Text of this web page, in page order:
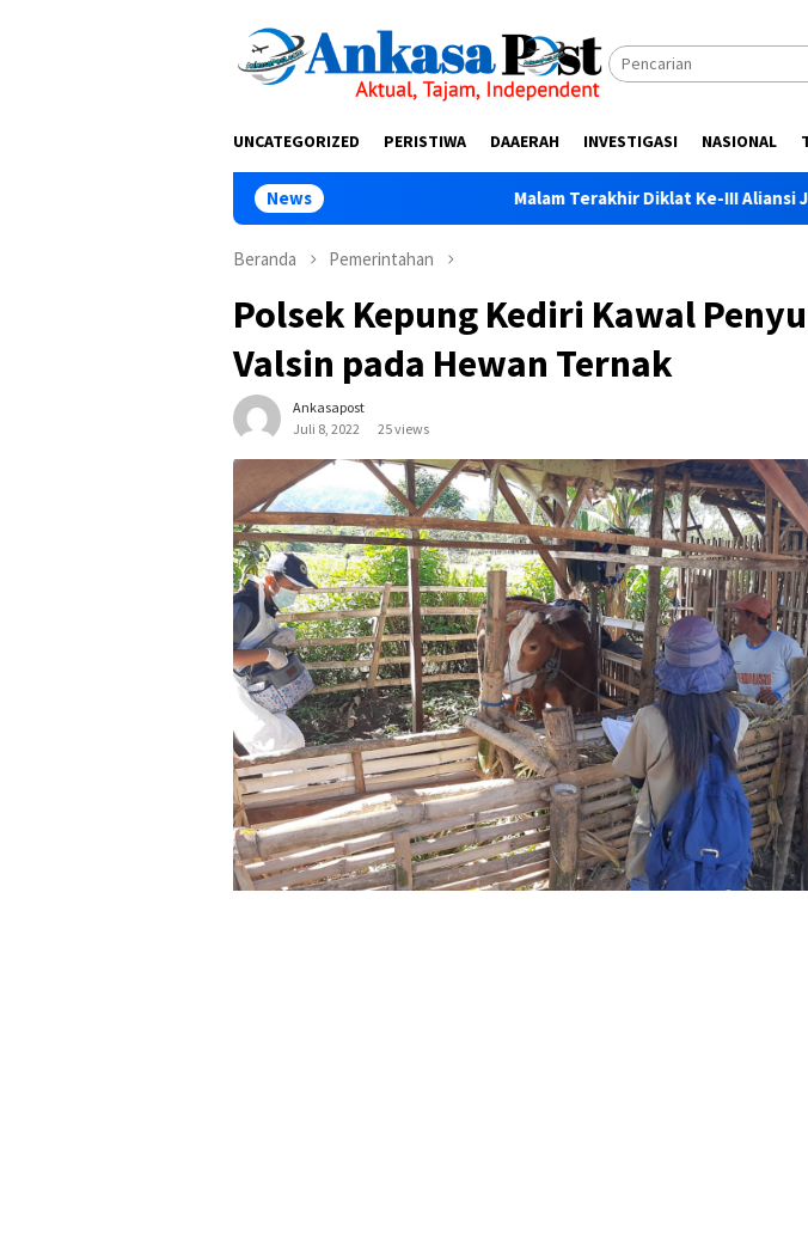
UNCATEGORIZED PERISTIWA DAAERAH INVESTIGASI NASIONAL
News Malam Terakhir Diklat Ke-III Aliansi Jaya Bersatu,
Beranda Pemerintahan
Polsek Kepung Kediri Kawal
Valsin pada Hewan Ternak
Ankasapost
Juli 8, 2022
25 views